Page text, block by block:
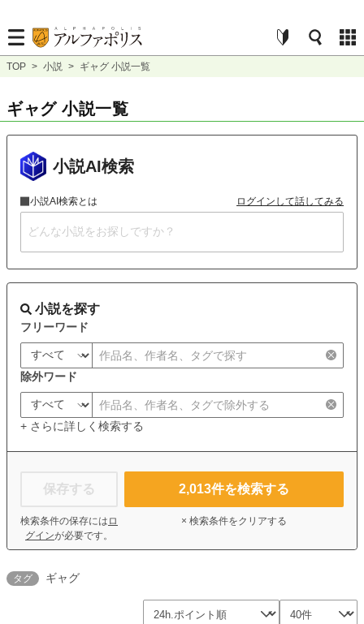
TOP > 小説 > ギャグ 小説一覧
ギャグ 小説一覧
小説AI検索
小説AI検索とは ログインして話してみる
小説を探す
フリーワード
除外ワード
+ さらに詳しく検索する
保存する
検索条件の保存には ロ
グインが必要です。
2,013件を検索する
× 検索条件をクリアする
タグ ギャグ